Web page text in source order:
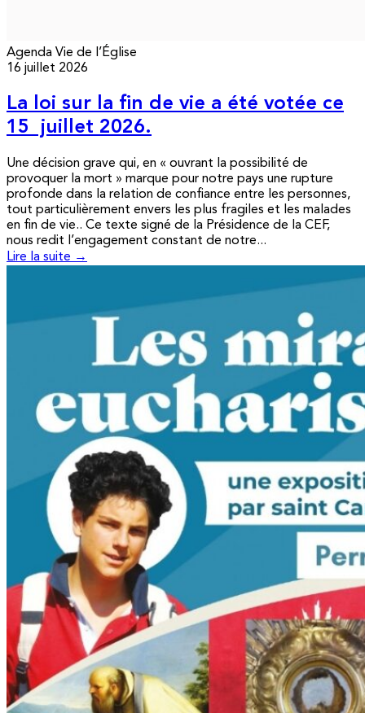
Agenda Vie de l’Église
16 juillet 2026
La loi sur la fin de vie a été votée ce
15 juillet 2026.
Une décision grave qui, en « ouvrant la possibilité de
provoquer la mort » marque pour notre pays une rupture
profonde dans la relation de confiance entre les personnes,
tout particulièrement envers les plus fragiles et les malades
en fin de vie.. Ce texte signé de la Présidence de la CEF,
nous redit l’engagement constant de notre...
Lire la suite →